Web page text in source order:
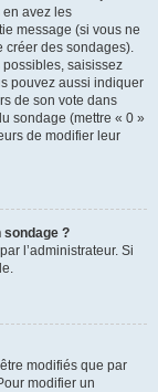
en avez les
message (si vous ne
créer des sondages).
saisissez
pouvez aussi indiquer
de son vote dans
sondage (mettre « 0 »
de modifier leur
sondage ?
l’administrateur. Si
modifiés que par
modifier un